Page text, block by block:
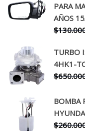
PARA
AÑOS
$
TURBO
4HK1-
$
BOMBA
$